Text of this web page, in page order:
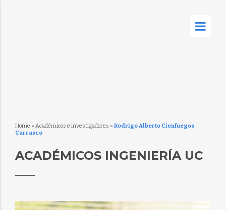
Home » Académicos e Investigadores » Rodrigo Alberto Cienfuegos
Carrasco
ACADÉMICOS INGENIERÍA UC